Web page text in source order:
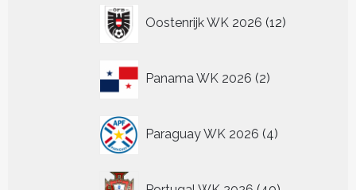
Oostenrijk WK 2026 12
producten
Panama WK 2026 2
producten
Paraguay WK 2026 4
producten